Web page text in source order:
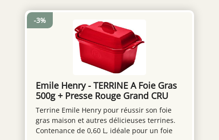
présentation élégante sur la table Entretien
facile: Compatible lave-vaisselle pour un
nettoyage simple et pratique après chaque
utilisation Capacité généreuse: Terrine
d'une contenance de 1 litre avec couvercle,
parfaitement dimensionnée pour la
réalisation de pâtés maison
Emile Henry - TERRINE A Foie Gras
500g + Presse Rouge Grand CRU
Terrine Emile Henry pour réussir son foie
gras maison et autres délicieuses terrines.
Contenance de 0,60 L, idéale pour un foie
-3%